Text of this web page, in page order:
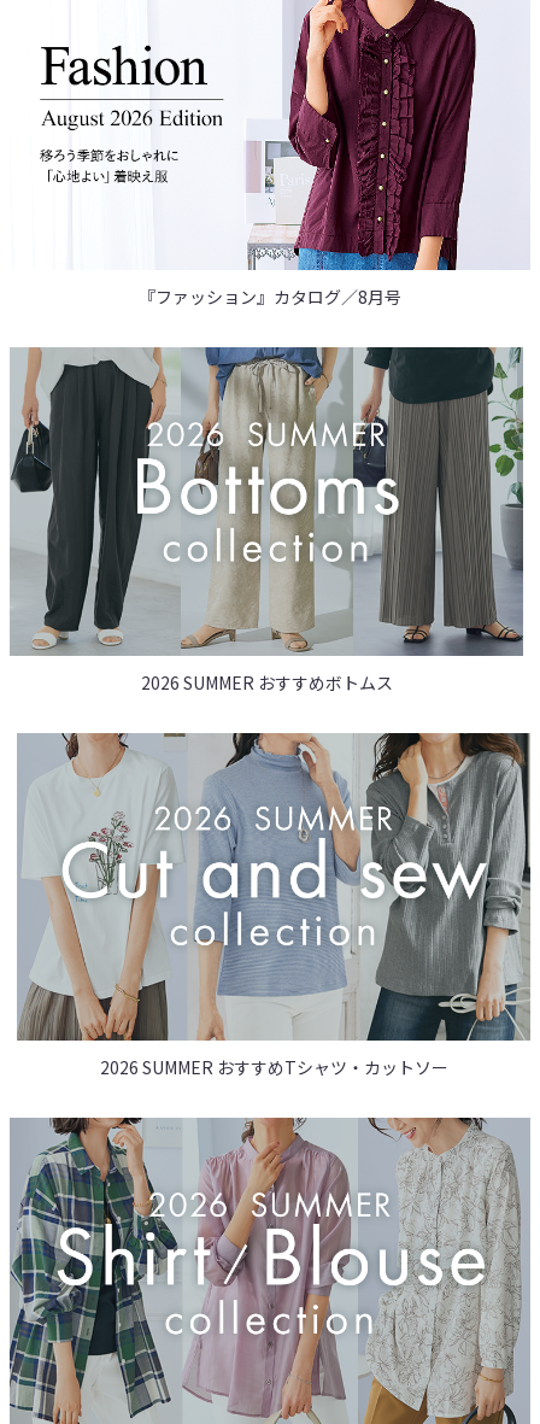
『ファッション』カタログ／8月号
2026 SUMMER おすすめボトムス
2026 SUMMER おすすめTシャツ・カットソー